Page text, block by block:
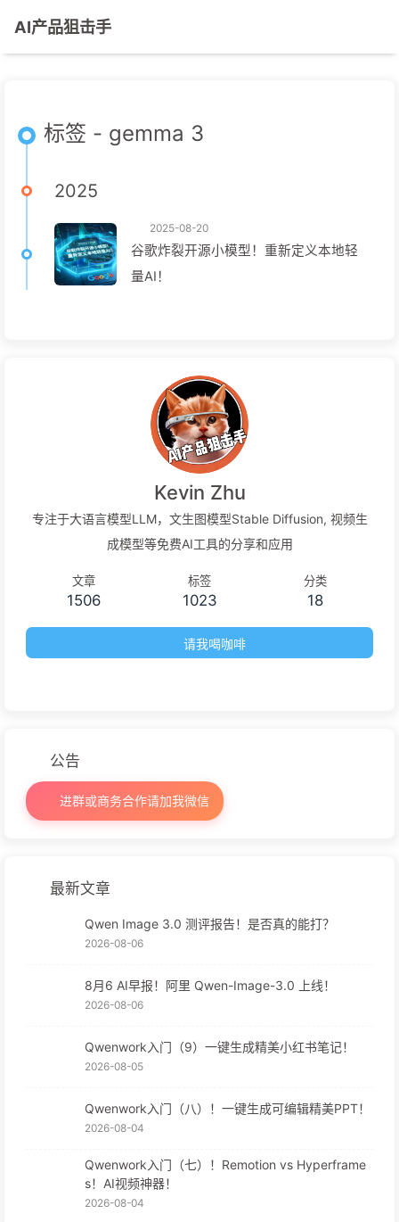
AI产品狙击手
标签 - gemma 3
2025
2025-08-20
谷歌炸裂开源小模型！重新定义本地轻
量AI！
Kevin Zhu
专注于大语言模型LLM，文生图模型Stable Diffusion, 视频生
成模型等免费AI工具的分享和应用
文章
1506
标签
1023
分类
18
请我喝咖啡
公告
进群或商务合作请加我微信
最新文章
Qwen Image 3.0 测评报告！是否真的能打？
2026-08-06
8月6 AI早报！阿里 Qwen-Image-3.0 上线！
2026-08-06
Qwenwork入门（9）一键生成精美小红书笔记！
2026-08-05
Qwenwork入门（八）！一键生成可编辑精美PPT！
2026-08-04
Qwenwork入门（七）！Remotion vs Hyperframe
s！AI视频神器！
2026-08-04